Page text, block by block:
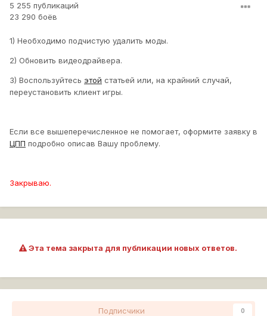
5 255 публикаций
23 290 боёв
1) Необходимо подчистую удалить моды.
2) Обновить видеодрайвера.
3) Воспользуйтесь этой статьей или, на крайний случай,
переустановить клиент игры.
Если все вышеперечисленное не помогает, оформите заявку в
ЦПП подробно описав Вашу проблему.
Закрываю.
Эта тема закрыта для публикации новых ответов.
Подписчики 0